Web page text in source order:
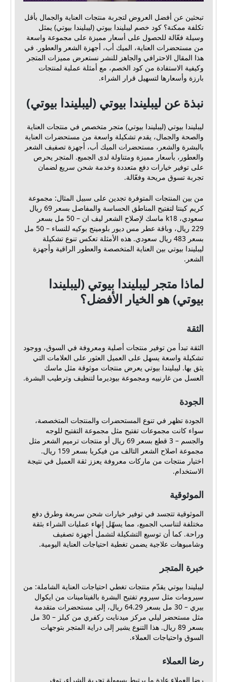
تبحثين عن أفضل العروض لتجربة منتجات العناية والجمال بأقل
تكلفة ممكنة؟ كود خصم ليبليندا بيوتي (ليبليندا بيوتي) يمثل
وسيلة فعّالة للحصول على أسعار مميزة على مجموعة واسعة
من مستحضرات العناية، الميك أب، أجهزة الشعر والعطور. في
هذا المقال الاحترافي والجاهز للنشر نستعرض مميزات المتجر
وكيفية الاستفادة من كود الخصم، مع أمثلة عملية لمنتجات
بارزة وأسعارها لتسهيل قرار الشراء.
نبذة عن ليبليندا بيوتي (ليبليندا بيوتي)
ليبليندا بيوتي (ليبليندا بيوتي) متجر متخصص في منتجات العناية
والصحة والجمال، يقدم تشكيلة واسعة من مستحضرات العناية
بالبشرة والشعر، مستحضرات الميك أب، أجهزة تصفيف الشعر
والعطور، بأسعار مميزة ومتناولة لدى الجميع. المتجر يحرص
على توفير خيارات دفع متعددة وخدمة شحن سريع لضمان
تجربة تسوق مريحة وفعّالة.
من بين المنتجات المتوفرة تجدين على سبيل المثال: مجموعة
كريم كينتا لتفتيح المناطق الحساسة والمفاصل بسعر 69 ريال
سعودي، k18 ماسك لإصلاح الشعر ليف ان – 50 مل بسعر
229 ريال، وباقة عطر مس ديور بلومينج بوكيه للنساء – 50 مل
بسعر 483 ريال سعودي. هذه الأمثلة تعكس تنوع تشكيلة
ليبليندا بيوتي بين العناية المتخصصة والعطور الراقية وأجهزة
الشعر.
لماذا متجر ليبليندا بيوتي (ليبليندا
بيوتي) هو الخيار الأفضل؟
الثقة
الثقة تبدأ من توفير منتجات أصلية ومعروفة في السوق، ووجود
تشكيلة واسعة يسهل على العميل العثور على العلامات التي
يثق بها. ليبليندا بيوتي يعرض منتجات موثوقة مثل ماسك
العسل من غارنييه ومجموعة بيوديرما لتنظيف وترطيب البشرة.
الجودة
الجودة تظهر في تنوع المستحضرات والمنتجات المتخصصة،
سواء كانت مجموعات تفتيح مثل مجموعة التفتيح للوجه
والجسم – 3 قطع بسعر 69 ريال أو منتجات ترميم الشعر مثل
مجموعة اصلاح الشعر التالف من فيكريا بسعر 159 ريال.
اختيار منتجات من ماركات معروفة يعزز ثقة العميل في نتيجة
الاستخدام.
الموثوقية
الموثوقية تتجسد في توفير خيارات شحن سريعة وطرق دفع
مختلفة لتناسب الجميع، مما يسهّل إنهاء عمليات الشراء بثقة
وراحة. كما أن توسيع التشكيلة لتشمل أجهزة تصفيف
وشامبوهات علاجية يضمن تغطية احتياجات العناية اليومية.
خبرة المتجر
ليبليندا بيوتي يقدّم منتجات تغطي احتياجات العناية الشاملة: من
سيرومات مثل سيروم تفتيح البشرة بالفيتامينات من ايكوال
بيري – 30 مل بسعر 64.29 ريال، إلى مستحضرات متقدمة
مثل مستحضر ليلي مركز ميدنايت ركفري من كيلز – 30 مل
بسعر 89 ريال. هذا التنوع يشير إلى دراية المتجر بتوجهات
السوق واحتياجات العملاء.
رضا العملاء
رضا العملاء عادة ما يرتبط بسهولة تجربة الشراء، توفر